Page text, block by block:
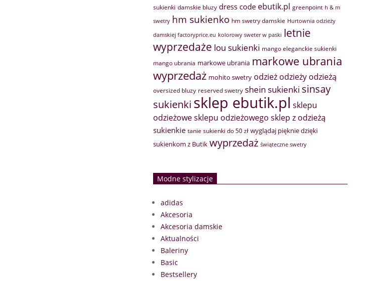
sukienki damskie bluzy dress code ebutik.pl greenpoint h & m
swetry hm sukienko hm swetry damskie Hurtownia odzieży
damskiej factoryprice.eu kolorowy sweter w paski letnie
wyprzedaże lou sukienki mango eleganckie sukienki
mango ubrania markowe ubrania markowe ubrania
wyprzedaż mohito swetry odzież odzieży odzieżą
oversized bluzy reserved swetry shein sukienki sinsay
sukienki sklep ebutik.pl sklepu
odzieżowesklepu odzieżowego sklep z odzieżą
sukienkie tanie sukienki do 50 zł wyglądaj pięknie dzięki
sukienkom z Butik wyprzedaż świąteczne swetry
Modne stylizacje
adidas
Akcesoria
Akcesoria damskie
Aktualności
Baleriny
Basic
Bestsellery